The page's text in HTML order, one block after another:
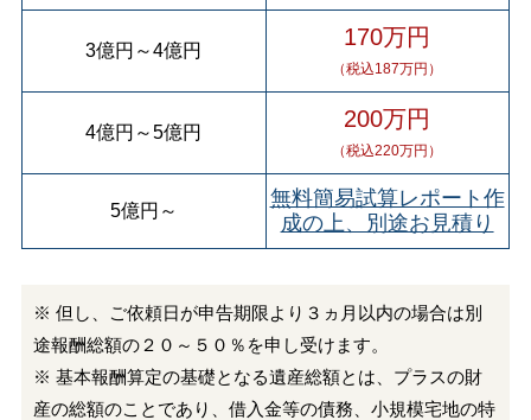
3億円 ～4億円 170万円
（税込187万円）
4億円 ～5億円 200万円
（税込220万円）
5億円 ～
無料簡易試算レポート作
成の上、別途お見積り
※ 但し、ご依頼日が申告期限より３ヵ月以内の場合は別
途報酬総額の２０～５０％を申し受けます。
※ 基本報酬算定の基礎となる遺産総額とは、プラスの財
産の総額のことであり、借入金等の債務、小規模宅地の特